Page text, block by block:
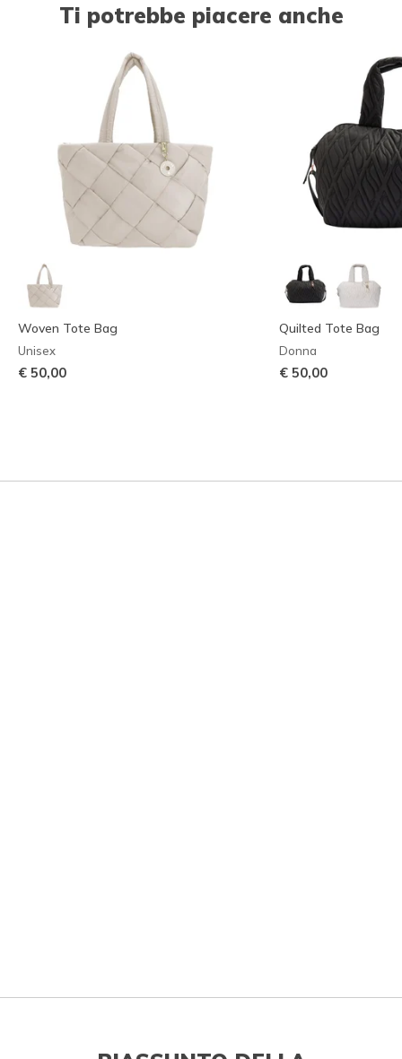
Ti potrebbe piacere anche
Woven Tote Bag
Unisex
€ 50,00
Quilted Tote Bag
Donna
€ 50,00